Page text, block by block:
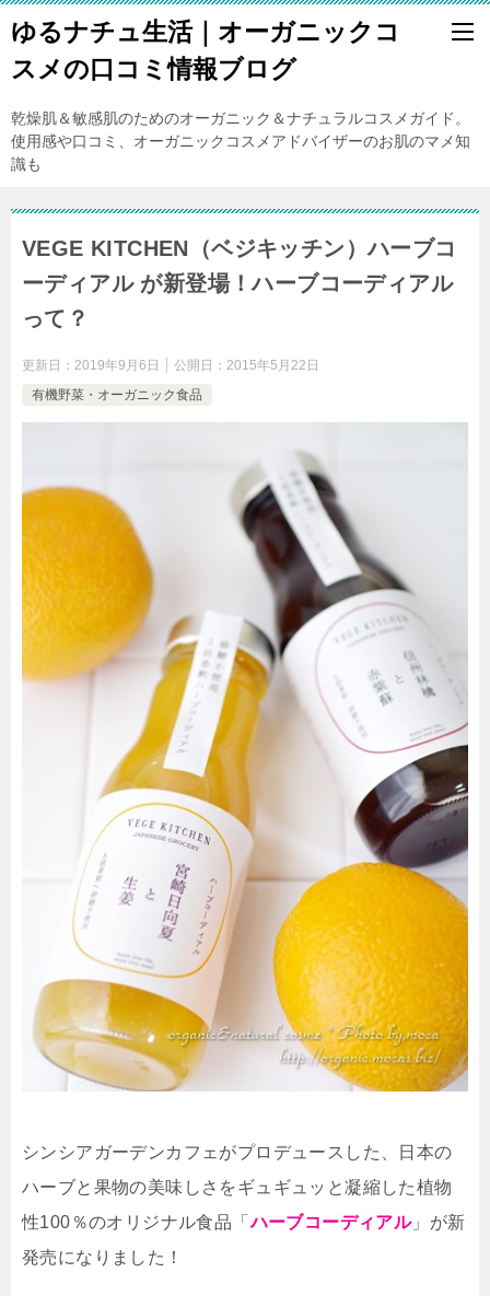
ゆるナチュ生活｜オーガニックコ
スメの口コミ情報ブログ
乾燥肌＆敏感肌のためのオーガニック＆ナチュラルコスメガイド。
使用感や口コミ、オーガニックコスメアドバイザーのお肌のマメ知
識も
VEGE KITCHEN（ベジキッチン）ハーブコ
ーディアル が新登場！ハーブコーディアル
って？
更新日： 2019年9月6日 公開日： 2015年5月22日
有機野菜・オーガニック食品
シンシアガーデンカフェがプロデュースした、日本の
ハーブと果物の美味しさをギュギュッと凝縮した植物
性100％のオリジナル食品「ハーブコーディアル」が新
発売になりました！